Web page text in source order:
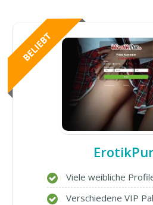
Viele weibliche
Verschiedene VIP